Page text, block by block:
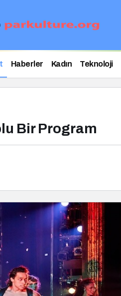
Haberler Kadın Teknoloji
Bir Program